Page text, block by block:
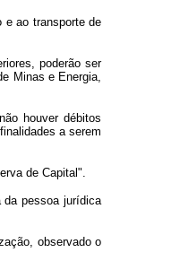
e ao transporte de
poderão ser
Minas e Energia,
houver débitos
a serem
de Capital".
da pessoa jurídica
observado o